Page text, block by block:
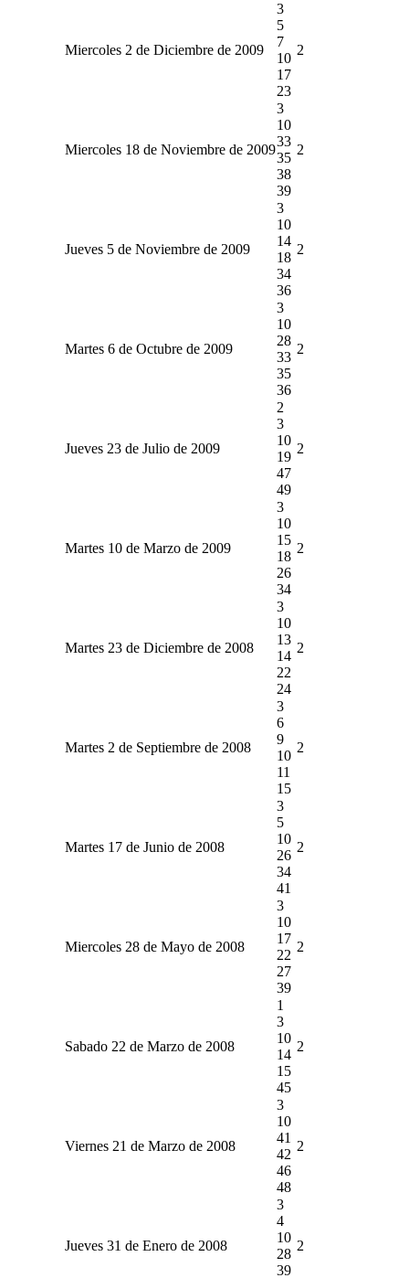
Miercoles 2 de Diciembre de 2009
3
5
7
10
17
23
2
Miercoles 18 de Noviembre de 2009
3
10
33
35
38
39
2
Jueves 5 de Noviembre de 2009
3
10
14
18
34
36
2
Martes 6 de Octubre de 2009
3
10
28
33
35
36
2
Jueves 23 de Julio de 2009
2
3
10
19
47
49
2
Martes 10 de Marzo de 2009
3
10
15
18
26
34
2
Martes 23 de Diciembre de 2008
3
10
13
14
22
24
2
Martes 2 de Septiembre de 2008
3
6
9
10
11
15
2
Martes 17 de Junio de 2008
3
5
10
26
34
41
2
Miercoles 28 de Mayo de 2008
3
10
17
22
27
39
2
Sabado 22 de Marzo de 2008
1
3
10
14
15
45
2
Viernes 21 de Marzo de 2008
3
10
41
42
46
48
2
Jueves 31 de Enero de 2008
3
4
10
28
39
2